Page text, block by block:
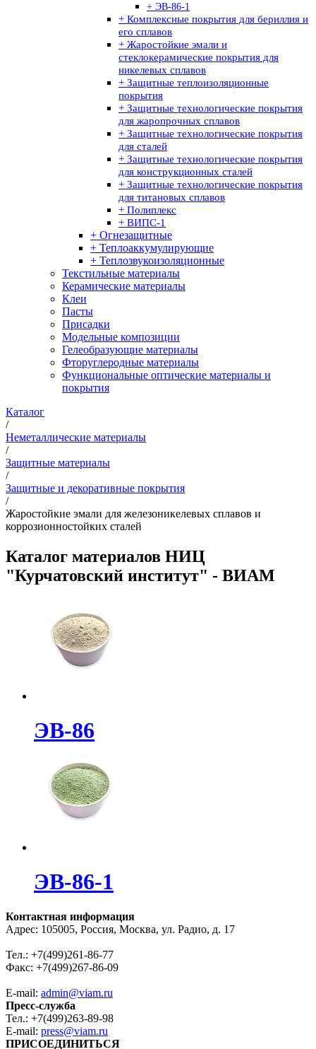
+ ЭВ-86-1
+ Комплексные покрытия для бериллия и
его сплавов
+ Жаростойкие эмали и
стеклокерамические покрытия для
никелевых сплавов
+ Защитные теплоизоляционные
покрытия
+ Защитные технологические покрытия
для жаропрочных сплавов
+ Защитные технологические покрытия
для сталей
+ Защитные технологические покрытия
для конструкционных сталей
+ Защитные технологические покрытия
для титановых сплавов
+ Полиплекс
+ ВИПС-1
+ Огнезащитные
+ Теплоаккумулирующие
+ Теплозвукоизоляционные
Текстильные материалы
Керамические материалы
Клеи
Пасты
Присадки
Модельные композиции
Гелеобразующие материалы
Фторуглеродные материалы
Функциональные оптические материалы и
покрытия
Каталог
/
Неметаллические материалы
/
Защитные материалы
/
Защитные и декоративные покрытия
/
Жаростойкие эмали для железоникелевых сплавов и
коррозионностойких сталей
Каталог материалов НИЦ
"Курчатовский институт" - ВИАМ
ЭВ-86
ЭВ-86-1
Контактная информация
Адрес: 105005, Россия, Москва, ул. Радио, д. 17
Тел.: +7(499)261-86-77
Факс: +7(499)267-86-09
E-mail: admin@viam.ru
Пресс-служба
Тел.: +7(499)263-89-98
E-mail: press@viam.ru
ПРИСОЕДИНИТЬСЯ